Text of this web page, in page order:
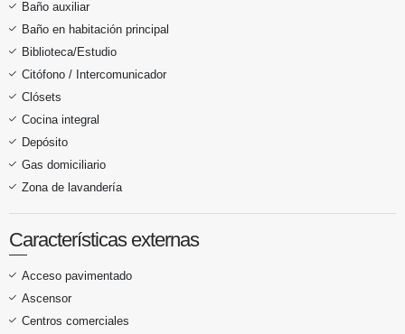
Baño auxiliar
Baño en habitación principal
Biblioteca/Estudio
Citófono / Intercomunicador
Clósets
Cocina integral
Depósito
Gas domiciliario
Zona de lavandería
Características externas
Acceso pavimentado
Ascensor
Centros comerciales